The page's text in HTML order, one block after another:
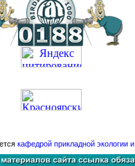
кафедрой прикладной экологии